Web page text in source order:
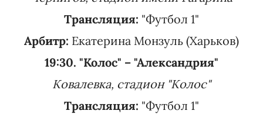
Трансляция: "Футбол 1"
Арбитр: Екатерина Монзуль (Харьков)
19:30. "Колос" – "Александрия"
Ковалевка, стадион "Колос"
Трансляция: "Футбол 1"